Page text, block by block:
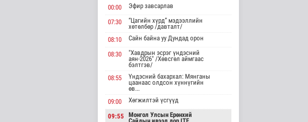
хөрөнгө оруулалтыг
Дэлхийд
4 цаг 5 минутын өмнө
НТТТ: 11:00-16:00
цагийн хооронд
шаардлагагүй бо..
Эрүүл мэнд
4 цаг 23 минутын өмнө
мэндэлсний 120
00:00 Эфир завсарлав
07:30
“Цагийн хүрд” мэдээллийн
хөтөлбөр /давталт/
08:10
Сайн байна уу Дундад орон
08:30
"Хавдрын эсрэг үндэсний
аян-2026" /Хөвсгөл аймгаас
бэлтгэв/
08:55
Үндэсний бахархал: Мянганы
цаанаас олдсон хүннүгийн
өв...
09:00
Хөгжилтэй үсгүүд
09:55
Монгол Улсын Ерөнхий